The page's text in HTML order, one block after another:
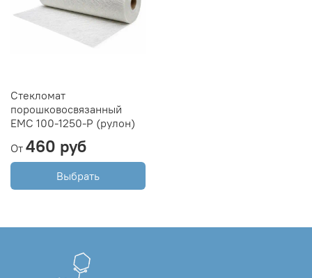
Стекломат
порошковосвязанный
ЕМС 100-1250-Р (рулон)
От 460 руб
Выбрать